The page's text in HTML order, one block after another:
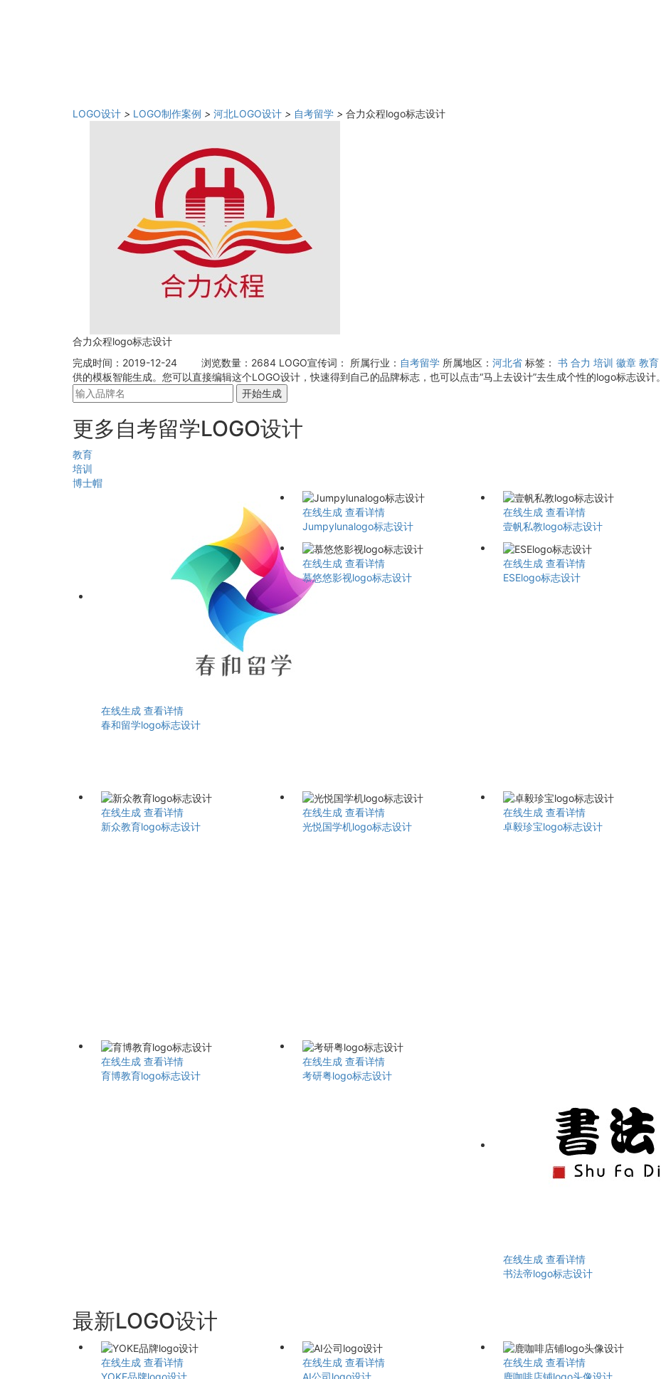
LOGO设计 > LOGO制作案例 > 河北LOGO设计 > 自考留学 > 合力众程logo标志设计
合力众程logo标志设计
完成时间：2019-12-24
浏览数量：2684 LOGO宣传词： 所属行业： 自考留学 所属地区： 河北省 标签： 书 合力 培训 徽章 教育
供的模板智能生成。您可以直接编辑这个LOGO设计，快速得到自己的品牌标志，也可以点击“马上去设计”去生成个性的logo标志设计。
开始生成
更多自考留学LOGO设计
教育
培训
博士帽
在线生成 查看详情
春和留学logo标志设计
在线生成 查看详情
Jumpylunalogo标志设计
在线生成 查看详情
壹帆私教logo标志设计
在线生成 查看详情
慕悠悠影视logo标志设计
在线生成 查看详情
ESElogo标志设计
在线生成 查看详情
新众教育logo标志设计
在线生成 查看详情
光悦国学机logo标志设计
在线生成 查看详情
卓毅珍宝logo标志设计
在线生成 查看详情
育博教育logo标志设计
在线生成 查看详情
考研粤logo标志设计
在线生成 查看详情
书法帝logo标志设计
最新LOGO设计
在线生成 查看详情
YOKE品牌logo设计
在线生成 查看详情
AI公司logo设计
在线生成 查看详情
鹿咖啡店铺logo头像设计